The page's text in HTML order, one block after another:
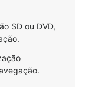
SD ou DVD,